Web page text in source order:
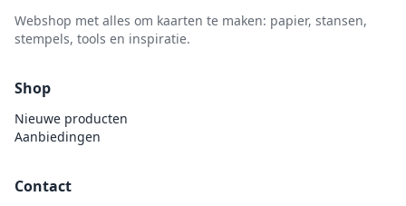
Webshop met alles om kaarten te maken: papier, stansen,
stempels, tools en inspiratie.
Shop
Nieuwe producten
Aanbiedingen
Contact